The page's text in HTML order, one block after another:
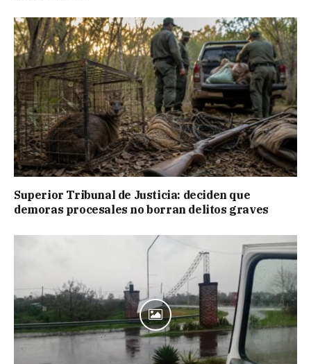
Superior Tribunal de Justicia: deciden que
demoras procesales no borran delitos graves